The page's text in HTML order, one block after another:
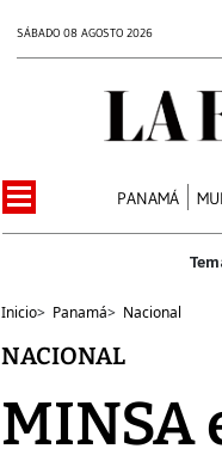
SÁBADO 08 AGOSTO 2026
PANAMÁ
Inicio> Panamá> Nacional
NACIONAL
MINSA